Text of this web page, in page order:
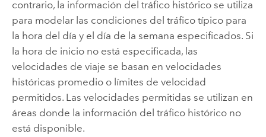
contrario, la información del tráfico histórico se utiliza
para modelar las condiciones del tráfico típico para
la hora del día y el día de la semana especificados. Si
la hora de inicio no está especificada, las
velocidades de viaje se basan en velocidades
históricas promedio o límites de velocidad
permitidos. Las velocidades permitidas se utilizan en
áreas donde la información del tráfico histórico no
está disponible.